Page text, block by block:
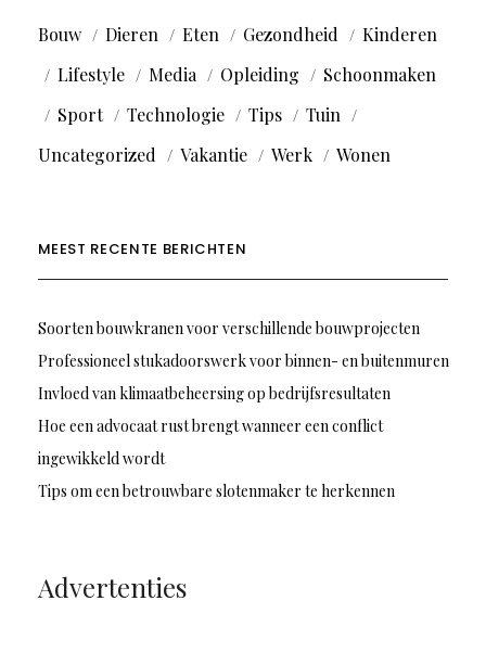
Bouw Dieren Eten Gezondheid
Kinderen
Lifestyle
Media Opleiding
Schoonmaken
Sport
Technologie Tips
Tuin
Uncategorized
Vakantie Werk Wonen
MEEST RECENTE BERICHTEN
Soorten bouwkranen voor verschillende bouwprojecten
Professioneel stukadoorswerk voor binnen- en buitenmuren
Invloed van klimaatbeheersing op bedrijfsresultaten
Hoe een advocaat rust brengt wanneer een conflict
ingewikkeld wordt
Tips om een betrouwbare slotenmaker te herkennen
Advertenties